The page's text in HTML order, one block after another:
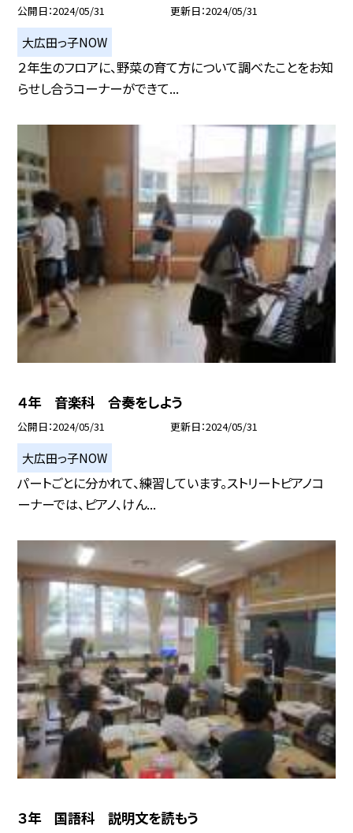
公開日 2024/05/31 更新日 2024/05/31
大広田っ子NOW
２年生のフロアに、野菜の育て方について調べたことをお知
らせし合うコーナーができて...
４年 音楽科 合奏をしよう
公開日 2024/05/31 更新日 2024/05/31
大広田っ子NOW
パートごとに分かれて、練習しています。ストリートピアノコ
ーナーでは、ピアノ、けん...
３年 国語科 説明文を読もう